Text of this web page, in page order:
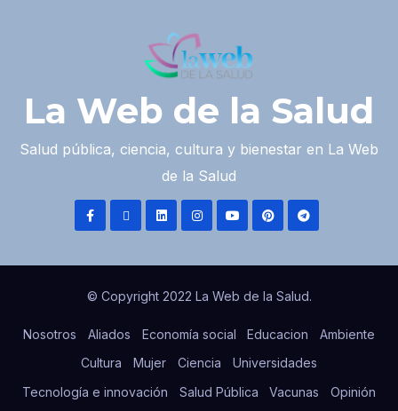
La Web de la Salud
Salud pública, ciencia, cultura y bienestar en La Web
de la Salud
© Copyright 2022 La Web de la Salud.
Nosotros Aliados Economía social Educacion
Ambiente
Cultura
Mujer Ciencia
Universidades
Tecnología e innovación
Salud Pública Vacunas Opinión